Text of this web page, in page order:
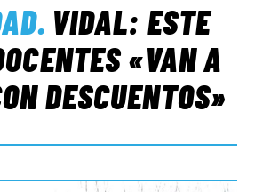
. VIDAL: ESTE
«VAN A
DESCUENTOS»